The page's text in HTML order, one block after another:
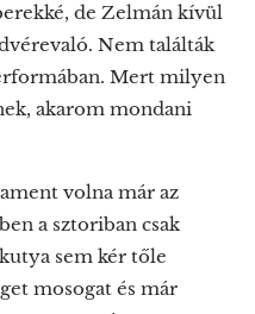
de Zelmán kívül
Nem találták
Mert milyen
akarom mondani
volna már az
a sztoriban csak
sem kér tőle
mosogat és már